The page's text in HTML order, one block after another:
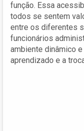
função. Essa
todos se sentem
entre os diferentes
funcionários
ambiente dinâmico
aprendizado e a